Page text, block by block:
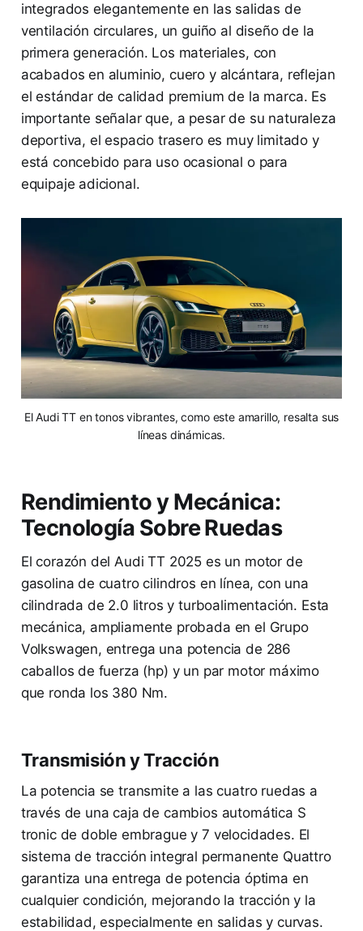
integrados elegantemente en las salidas de
ventilación circulares, un guiño al diseño de la
primera generación. Los materiales, con
acabados en aluminio, cuero y alcántara, reflejan
el estándar de calidad premium de la marca. Es
importante señalar que, a pesar de su naturaleza
deportiva, el espacio trasero es muy limitado y
está concebido para uso ocasional o para
equipaje adicional.
El Audi TT en tonos vibrantes, como este amarillo, resalta sus
líneas dinámicas.
Rendimiento y Mecánica:
Tecnología Sobre Ruedas
El corazón del Audi TT 2025 es un motor de
gasolina de cuatro cilindros en línea, con una
cilindrada de 2.0 litros y turboalimentación. Esta
mecánica, ampliamente probada en el Grupo
Volkswagen, entrega una potencia de 286
caballos de fuerza (hp) y un par motor máximo
que ronda los 380 Nm.
Transmisión y Tracción
La potencia se transmite a las cuatro ruedas a
través de una caja de cambios automática S
tronic de doble embrague y 7 velocidades. El
sistema de tracción integral permanente Quattro
garantiza una entrega de potencia óptima en
cualquier condición, mejorando la tracción y la
estabilidad, especialmente en salidas y curvas.